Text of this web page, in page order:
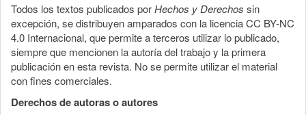
Todos los textos publicados porHechos y Derechos sin
excepción, se distribuyen amparados con la licencia CC BY-NC
4.0 Internacional, que permite a terceros utilizar lo publicado,
siempre que mencionen la autoría del trabajo y la primera
publicación en esta revista. No se permite utilizar el material
con fines comerciales.
Derechos de autoras o autores